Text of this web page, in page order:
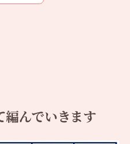
編んでいきます